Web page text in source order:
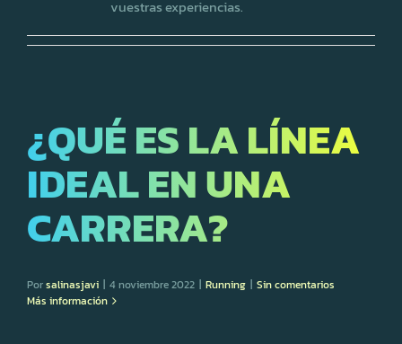
vuestras experiencias.
¿QUÉ ES LA LÍNEA
IDEAL EN UNA
CARRERA?
Porsalinasjavi | 4 noviembre 2022 | Running | Sin comentarios
Más información